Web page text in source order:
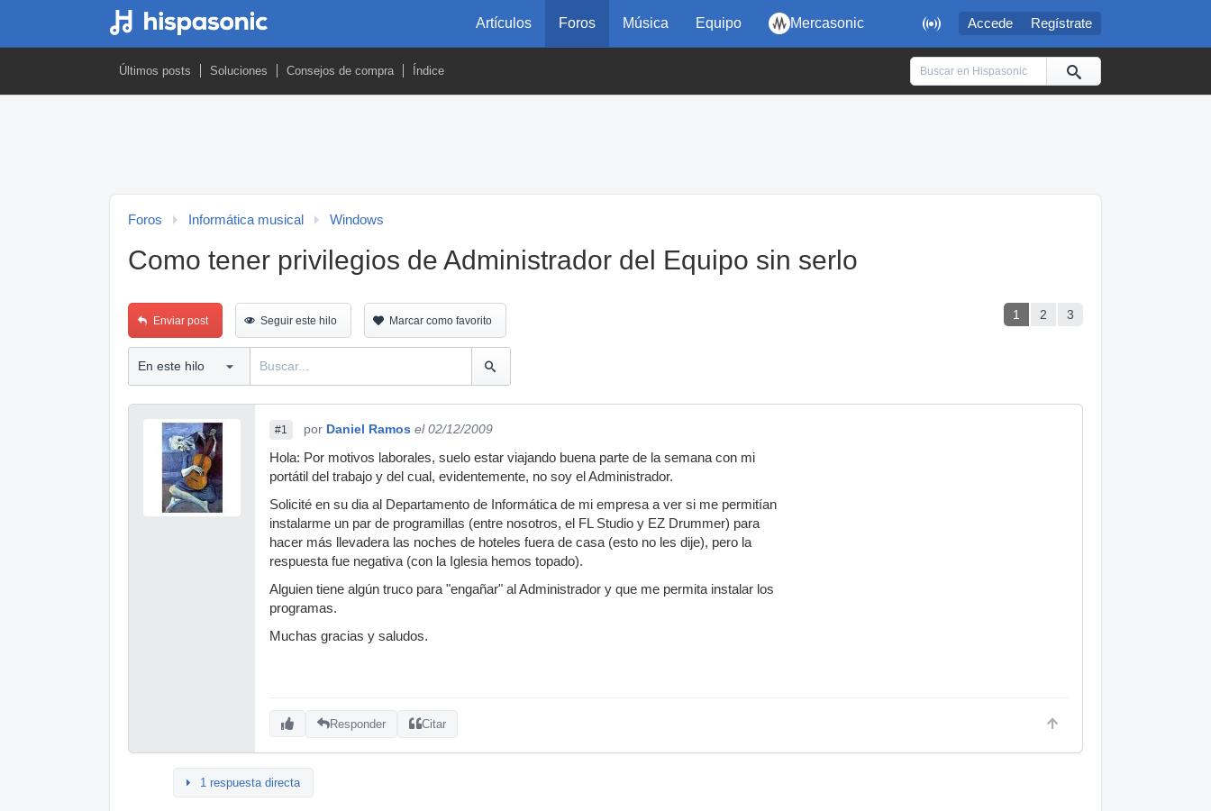
 Accede Regístrate
Artículos Foros Música Equipo Mercasonic
Últimos posts Soluciones Consejos de compra Índice
Foros Informática musical Windows
Como tener privilegios de Administrador del Equipo sin serlo
1 2 3
Enviar post Seguir este hilo Marcar como favorito
#1 por Daniel Ramos el 02/12/2009
Hola: Por motivos laborales, suelo estar viajando buena parte de la semana con mi
portátil del trabajo y del cual, evidentemente, no soy el Administrador.
Solicité en su dia al Departamento de Informática de mi empresa a ver si me permitían
instalarme un par de programillas (entre nosotros, el FL Studio y EZ Drummer) para
hacer más llevadera las noches de hoteles fuera de casa (esto no les dije), pero la
respuesta fue negativa (con la Iglesia hemos topado).
Alguien tiene algún truco para "engañar" al Administrador y que me permita instalar los
programas.
Muchas gracias y saludos.
Responder Citar
1 respuesta directa